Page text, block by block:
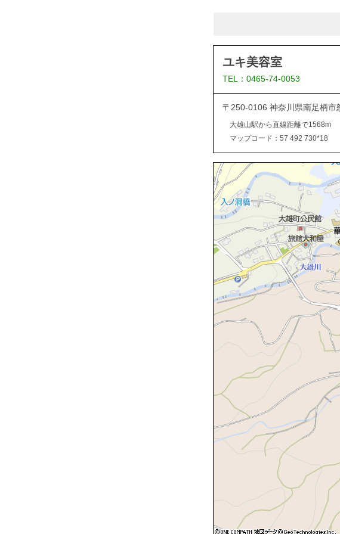
ユキ美容室
TEL：0465-74-0053
〒250-0106 神奈川県南足柄市
大雄山駅から直線距離で1568m
マップコード：57 492 730*18